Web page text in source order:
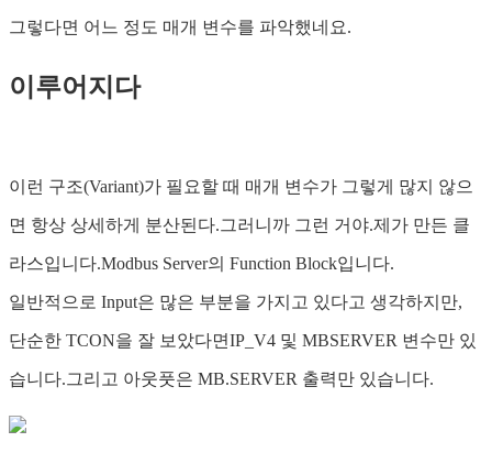
그렇다면 어느 정도 매개 변수를 파악했네요.
이루어지다
이런 구조(Variant)가 필요할 때 매개 변수가 그렇게 많지 않으
면 항상 상세하게 분산된다.그러니까 그런 거야.제가 만든 클
라스입니다.Modbus Server의 Function Block입니다.
일반적으로 Input은 많은 부분을 가지고 있다고 생각하지만,
단순한 TCON을 잘 보았다면IP_V4 및 MBSERVER 변수만 있
습니다.그리고 아웃풋은 MB.SERVER 출력만 있습니다.